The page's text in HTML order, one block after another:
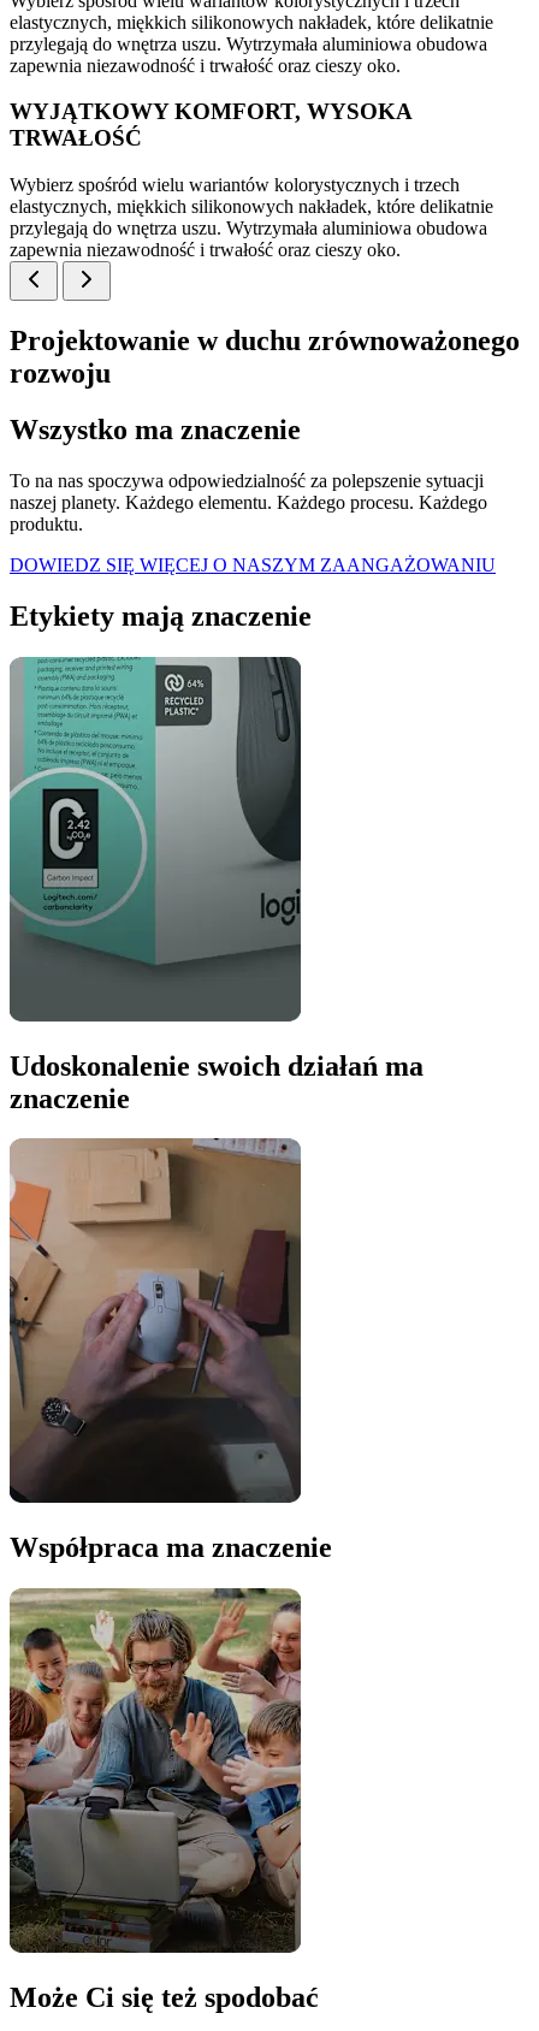
elastycznych, miękkich silikonowych nakładek, które delikatnie
przylegają do wnętrza uszu. Wytrzymała aluminiowa obudowa
zapewnia niezawodność i trwałość oraz cieszy oko.
WYJĄTKOWY KOMFORT, WYSOKA
TRWAŁOŚĆ
Wybierz spośród wielu wariantów kolorystycznych i trzech
elastycznych, miękkich silikonowych nakładek, które delikatnie
przylegają do wnętrza uszu. Wytrzymała aluminiowa obudowa
zapewnia niezawodność i trwałość oraz cieszy oko.
Projektowanie w duchu zrównoważonego
rozwoju
Wszystko ma znaczenie
To na nas spoczywa odpowiedzialność za polepszenie sytuacji
naszej planety. Każdego elementu. Każdego procesu. Każdego
produktu.
DOWIEDZ SIĘ WIĘCEJ O NASZYM ZAANGAŻOWANIU
Etykiety mają znaczenie
Udoskonalenie swoich działań ma
znaczenie
Współpraca ma znaczenie
Może Ci się też spodobać